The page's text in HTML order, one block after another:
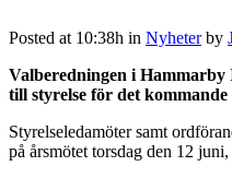
Posted at 10:38h in Nyheter by
Valberedningen i
till styrelse för det
Styrelseledamöter samt
på årsmötet torsdag den 12